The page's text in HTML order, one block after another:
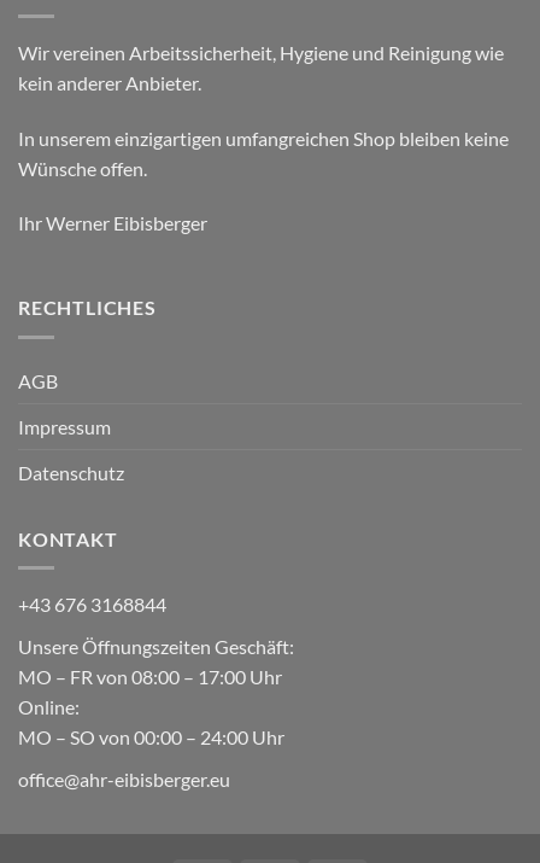
Wir vereinen Arbeitssicherheit, Hygiene und Reinigung wie
kein anderer Anbieter.
In unserem einzigartigen umfangreichen Shop bleiben keine
Wünsche offen.
Ihr Werner Eibisberger
RECHTLICHES
AGB
Impressum
Datenschutz
KONTAKT
+43 676 3168844
Unsere Öffnungszeiten Geschäft:
MO – FR von 08:00 – 17:00 Uhr
Online:
MO – SO von 00:00 – 24:00 Uhr
office@ahr-eibisberger.eu